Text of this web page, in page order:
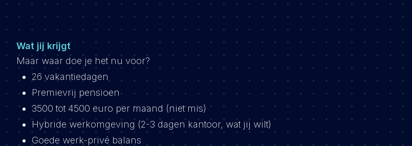
Wat jij krijgt
Maar waar doe je het nu voor?
26 vakantiedagen
Premievrij pensioen
3500 tot 4500 euro per maand (niet mis)
Hybride werkomgeving (2-3 dagen kantoor, wat jij wilt)
Goede werk-privé balans